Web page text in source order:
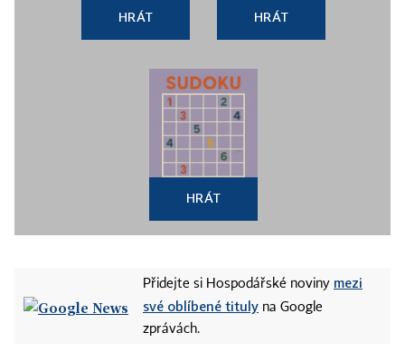
HRÁT HRÁT
HRÁT
Přidejte si Hospodářské noviny mezi
své oblíbené tituly na Google
zprávách.